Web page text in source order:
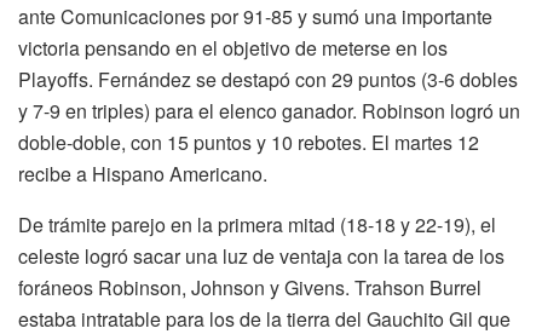
ante Comunicaciones por 91-85 y sumó una importante
victoria pensando en el objetivo de meterse en los
Playoffs. Fernández se destapó con 29 puntos (3-6 dobles
y 7-9 en triples) para el elenco ganador. Robinson logró un
doble-doble, con 15 puntos y 10 rebotes. El martes 12
recibe a Hispano Americano.
De trámite parejo en la primera mitad (18-18 y 22-19), el
celeste logró sacar una luz de ventaja con la tarea de los
foráneos Robinson, Johnson y Givens. Trahson Burrel
estaba intratable para los de la tierra del Gauchito Gil que